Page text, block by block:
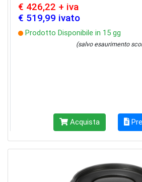
€ 426,22 + iva
€ 519,99 ivato
Prodotto Disponibile in 15 gg
(salvo esaurimento
Acquista